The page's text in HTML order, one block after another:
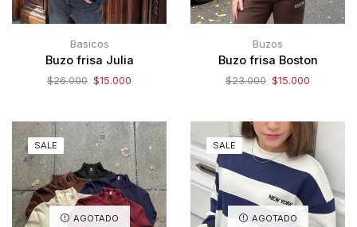
Basicos
Buzo frisa Julia
$26.000 $15.000
Buzos
Buzo frisa Boston
$23.000 $15.000
SALE
AGOTADO
SALE
AGOTADO